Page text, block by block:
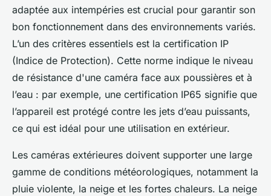
adaptée aux intempéries est crucial pour garantir son
bon fonctionnement dans des environnements variés.
L’un des critères essentiels est la certification IP
(Indice de Protection). Cette norme indique le niveau
de résistance d'une caméra face aux poussières et à
l’eau : par exemple, une certification IP65 signifie que
l’appareil est protégé contre les jets d’eau puissants,
ce qui est idéal pour une utilisation en extérieur.
Les caméras extérieures doivent supporter une large
gamme de conditions météorologiques, notamment la
pluie violente, la neige et les fortes chaleurs. La neige